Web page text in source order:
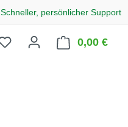
Schneller, persönlicher Support
0,00 €